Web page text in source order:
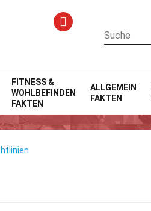
FITNESS &
WOHLBEFINDEN
FAKTEN
ALLGEMEIN
FAKTEN